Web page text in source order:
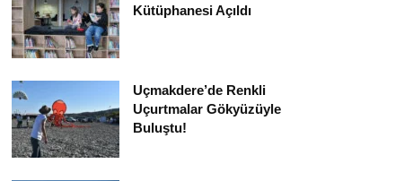
Kütüphanesi Açıldı
Uçmakdere’de Renkli
Uçurtmalar Gökyüzüyle
Buluştu!